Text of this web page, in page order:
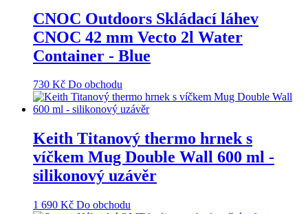
CNOC Outdoors Skládací láhev
CNOC 42 mm Vecto 2l Water
Container - Blue
730 Kč Do obchodu
Keith Titanový thermo hrnek s
víčkem Mug Double Wall 600 ml -
silikonový uzávěr
1 690 Kč Do obchodu